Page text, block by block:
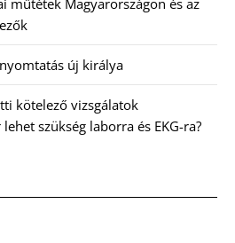
műtétek Magyarországon és az
új királya
kötelező vizsgálatok
szükség laborra és EKG-ra?